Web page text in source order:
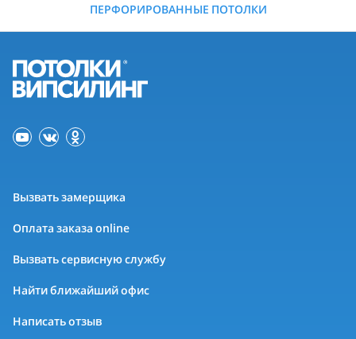
ПЕРФОРИРОВАННЫЕ ПОТОЛКИ
Вызвать замерщика
Оплата заказа online
Вызвать сервисную службу
Найти ближайший офис
Написать отзыв